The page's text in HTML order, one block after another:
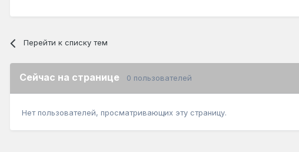
Перейти к списку тем
Сейчас на странице 0 пользователей
Нет пользователей, просматривающих эту страницу.